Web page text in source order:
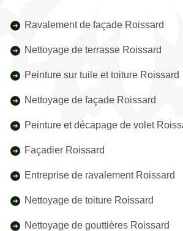
Ravalement de façade Roissard
Nettoyage de terrasse Roissard
Peinture sur tuile et toiture Roissard
Nettoyage de façade Roissard
Peinture et décapage de volet
Façadier Roissard
Entreprise de ravalement Roissard
Nettoyage de toiture Roissard
Nettoyage de gouttières Roissard